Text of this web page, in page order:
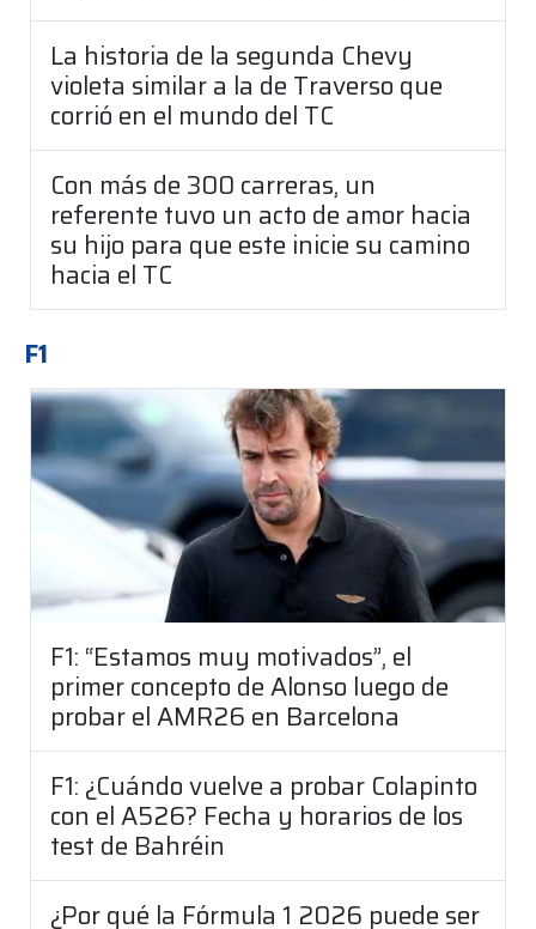
La historia de la segunda Chevy
violeta similar a la de Traverso que
corrió en el mundo del TC
Con más de 300 carreras, un
referente tuvo un acto de amor hacia
su hijo para que este inicie su camino
hacia el TC
F1
F1: “Estamos muy motivados”, el
primer concepto de Alonso luego de
probar el AMR26 en Barcelona
F1: ¿Cuándo vuelve a probar Colapinto
con el A526? Fecha y horarios de los
test de Bahréin
¿Por qué la Fórmula 1 2026 puede ser